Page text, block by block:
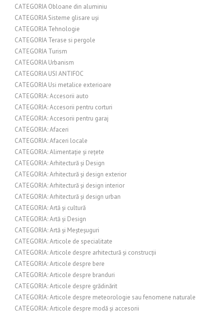
CATEGORIA Obloane din aluminiu
CATEGORIA Sisteme glisare uși
CATEGORIA Tehnologie
CATEGORIA Terase si pergole
CATEGORIA Turism
CATEGORIA Urbanism
CATEGORIA USI ANTIFOC
CATEGORIA Usi metalice exterioare
CATEGORIA: Accesorii auto
CATEGORIA: Accesorii pentru corturi
CATEGORIA: Accesorii pentru garaj
CATEGORIA: Afaceri
CATEGORIA: Afaceri locale
CATEGORIA: Alimentație și rețete
CATEGORIA: Arhitectură și Design
CATEGORIA: Arhitectură și design exterior
CATEGORIA: Arhitectură și design interior
CATEGORIA: Arhitectură și design urban
CATEGORIA: Artă și cultură
CATEGORIA: Artă și Design
CATEGORIA: Artă și Meșteșuguri
CATEGORIA: Articole de specialitate
CATEGORIA: Articole despre arhitectură și construcții
CATEGORIA: Articole despre bere
CATEGORIA: Articole despre branduri
CATEGORIA: Articole despre grădinărit
CATEGORIA: Articole despre meteorologie sau fenomene naturale
CATEGORIA: Articole despre modă și accesorii